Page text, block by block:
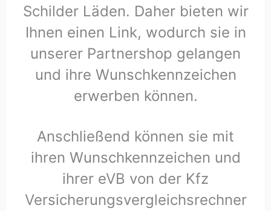
Schilder Läden. Daher bieten wir
Ihnen einen Link, wodurch sie in
unserer Partnershop gelangen
und ihre Wunschkennzeichen
erwerben können.
Anschließend können sie mit
ihren Wunschkennzeichen und
ihrer eVB von der Kfz
Versicherungsvergleichsrechner